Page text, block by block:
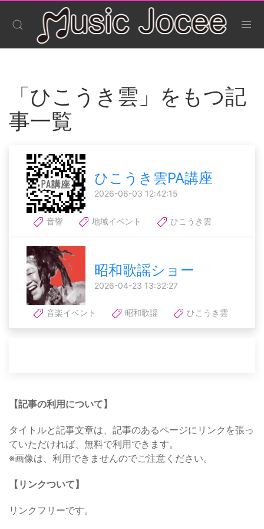
「ひこうき雲」をもつ記
事一覧
ひこうき雲PA講座
2026-06-03 12:42:15
音響 地域イベント ひこうき雲
昭和歌謡ショー
2026-04-23 13:32:27
音楽イベント 昭和歌謡 ひこうき雲
【記事の利用について】
タイトルと記事文章は、記事のあるページにリンクを張っ
ていただければ、無料で利用できます。
※画像は、利用できませんのでご注意ください。
【リンクついて】
リンクフリーです。